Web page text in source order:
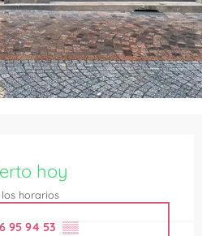
hoy
horarios
95 94 53 ▒▒